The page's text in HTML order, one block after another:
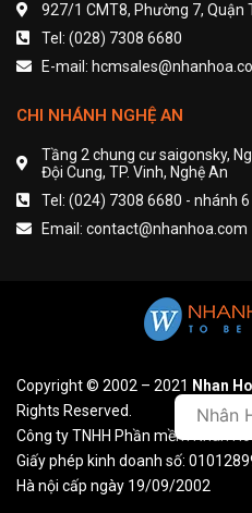
927/1 CMT8, Phường 7, Quận
Tel: (028) 7308 6680
E-mail:
CHI NHÁNH NGHỆ AN
Tầng 2 chung cư saigonsky,
Đội Cung, TP. Vinh, Nghệ An
Tel: (024) 7308 6680 - nhánh 6
Email: contact@nhanhoa.com
Copyright © 2002 – 2021 Nhan
Rights Reserved.
Công ty TNHH Phần mềm Nhân
Giấy phép kinh doanh số:
Hà nội cấp ngày 19/09/2002
Nhân